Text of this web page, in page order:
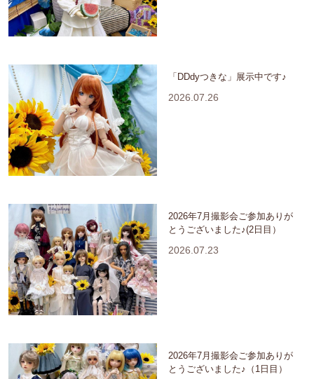
「DDdyつきな」展示中です♪
2026.07.26
2026年7月撮影会ご参加ありが
とうございました♪(2日目）
2026.07.23
2026年7月撮影会ご参加ありが
とうございました♪（1日目）